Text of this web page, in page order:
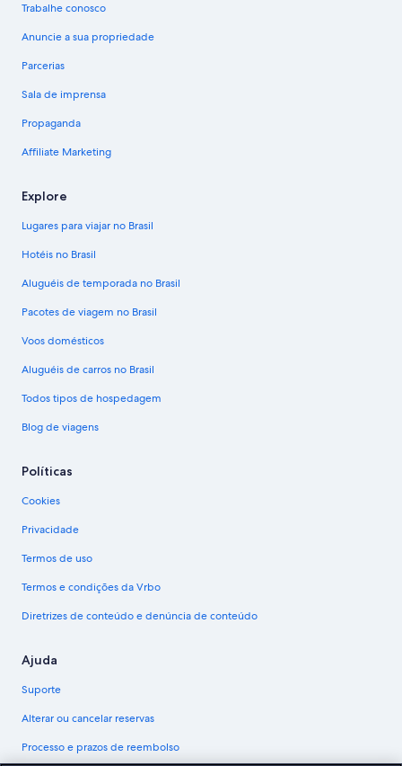
Trabalhe conosco
Anuncie a sua propriedade
Parcerias
Sala de imprensa
Propaganda
Affiliate Marketing
Explore
Lugares para viajar no Brasil
Hotéis no Brasil
Aluguéis de temporada no Brasil
Pacotes de viagem no Brasil
Voos domésticos
Aluguéis de carros no Brasil
Todos tipos de hospedagem
Blog de viagens
Políticas
Cookies
Privacidade
Termos de uso
Termos e condições da Vrbo
Diretrizes de conteúdo e denúncia de conteúdo
Ajuda
Suporte
Alterar ou cancelar reservas
Processo e prazos de reembolso